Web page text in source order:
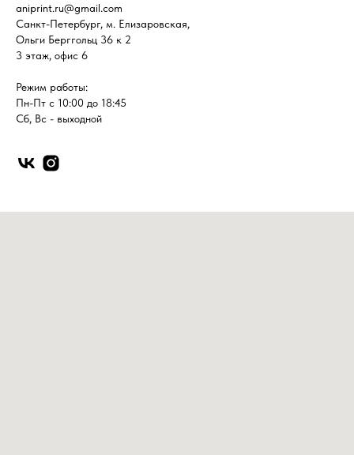
aniprint.ru@gmail.com
Санкт-Петербург, м. Елизаровская,
Ольги Берггольц 36 к 2
3 этаж, офис 6
Режим работы:
Пн-Пт с 10:00 до 18:45
Сб, Вс - выходной